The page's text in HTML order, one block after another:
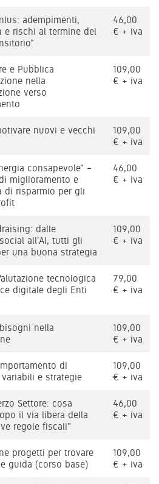
adempimenti,
e rischi al termine del
46,00
€ + iva
e Pubblica
nella
verso
109,00
€ + iva
nuovi e vecchi
109,00
€ + iva
consapevole" –
miglioramento e
di risparmio per gli
46,00
€ + iva
dalle
all'AI, tutti gli
una buona strategia
109,00
€ + iva
tecnologica
digitale degli Enti
79,00
€ + iva
nella
109,00
€ + iva
di
e strategie
109,00
€ + iva
Settore: cosa
il via libera della
regole fiscali"
46,00
€ + iva
progetti per trovare
guida (corso base)
109,00
€ + iva